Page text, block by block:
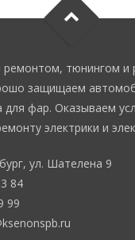
тюнингом и
защищаем
для фар. Оказываем
электрики и
ул. Шателена 9
84
99